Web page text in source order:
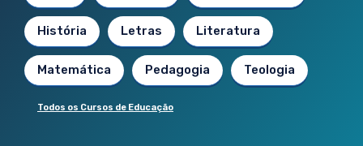
História Letras Literatura
Matemática Pedagogia Teologia
Todos os Cursos de Educação